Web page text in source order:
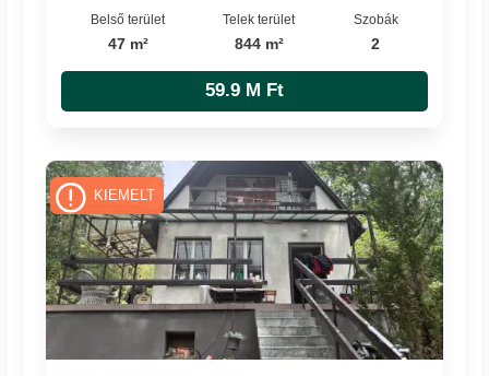
Belső terület
47 m²
Telek terület
844 m²
Szobák
2
59.9 M Ft
KIEMELT